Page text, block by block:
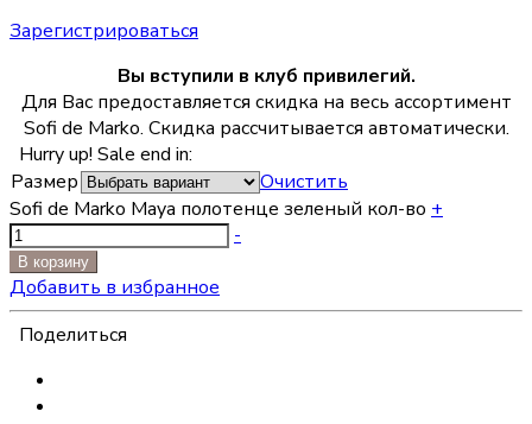
Зарегистрироваться
Вы вступили в клуб привилегий.
Для Вас предоставляется скидка на весь ассортимент
Sofi de Marko. Скидка рассчитывается автоматически.
Hurry up! Sale end in:
Размер
Очистить
Sofi de Marko Maya полотенце зеленый кол-во +
-
В корзину
Добавить в избранное
Поделиться